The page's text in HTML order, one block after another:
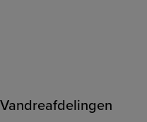
Vandreafdelingen